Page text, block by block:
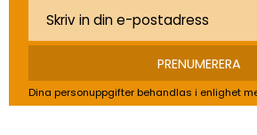
PRENUMERERA
Dina personuppgifter behandlas i enlighet